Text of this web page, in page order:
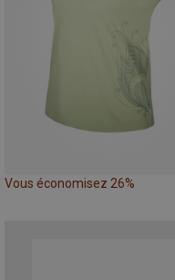
Vous économisez 26%